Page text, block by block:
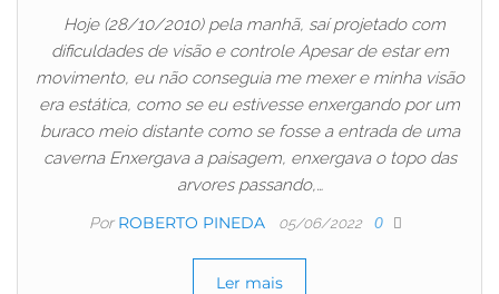
Hoje (28/10/2010) pela manhã, saí projetado com
dificuldades de visão e controle Apesar de estar em
movimento, eu não conseguia me mexer e minha visão
era estática, como se eu estivesse enxergando por um
buraco meio distante como se fosse a entrada de uma
caverna Enxergava a paisagem, enxergava o topo das
arvores passando,…
Por ROBERTO PINEDA 05/06/2022 0
Ler mais